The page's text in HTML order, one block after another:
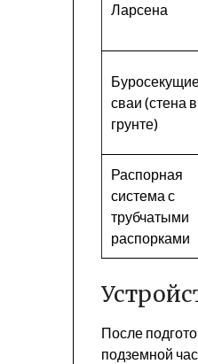
Ларсена
сваи (стена в
грунте)
Распорная
система с
трубчатыми
распорками
После
подземной